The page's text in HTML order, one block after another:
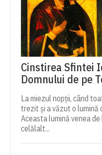
Cinstirea Sfintei
Domnului de pe
La miezul nopții, când
trezit și a văzut o lumină
Aceasta lumină venea
celălalt...